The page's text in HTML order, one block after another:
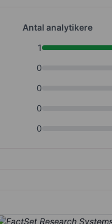
Antal analytikere
1
0
0
0
0